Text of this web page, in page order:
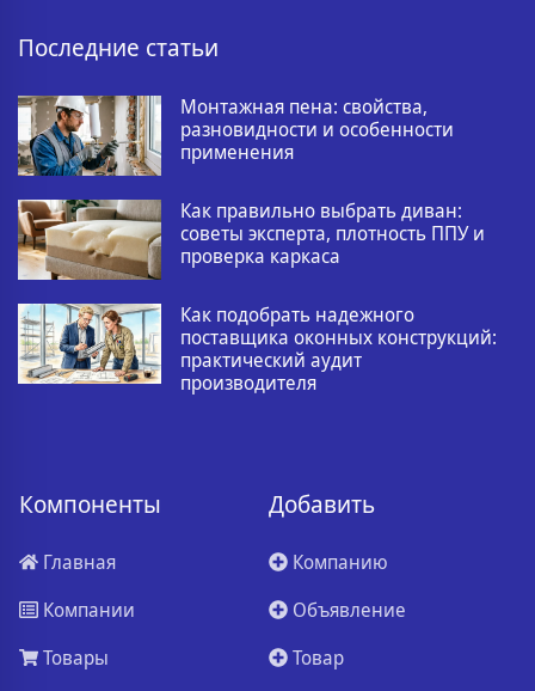
Последние статьи
Монтажная пена: свойства,
разновидности и особенности
применения
Как правильно выбрать диван:
советы эксперта, плотность ППУ и
проверка каркаса
Как подобрать надежного
поставщика оконных конструкций:
практический аудит
производителя
Компоненты
Главная
Компании
Товары
Добавить
Компанию
Объявление
Товар